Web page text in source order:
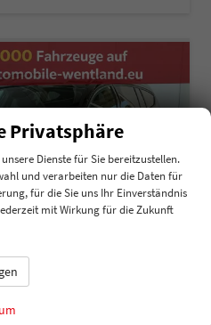
Privatsphäre
Dienste für Sie bereitzustellen.
und verarbeiten nur die Daten für
für die Sie uns Ihr Einverständnis
mit Wirkung für die Zukunft